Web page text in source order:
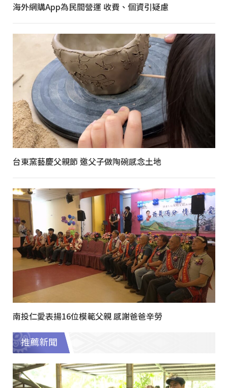
海外網購App為民間營運 收費、個資引疑慮
台東窯藝慶父親節 邀父子做陶碗感念土地
南投仁愛表揚16位模範父親 感謝爸爸辛勞
推薦新聞